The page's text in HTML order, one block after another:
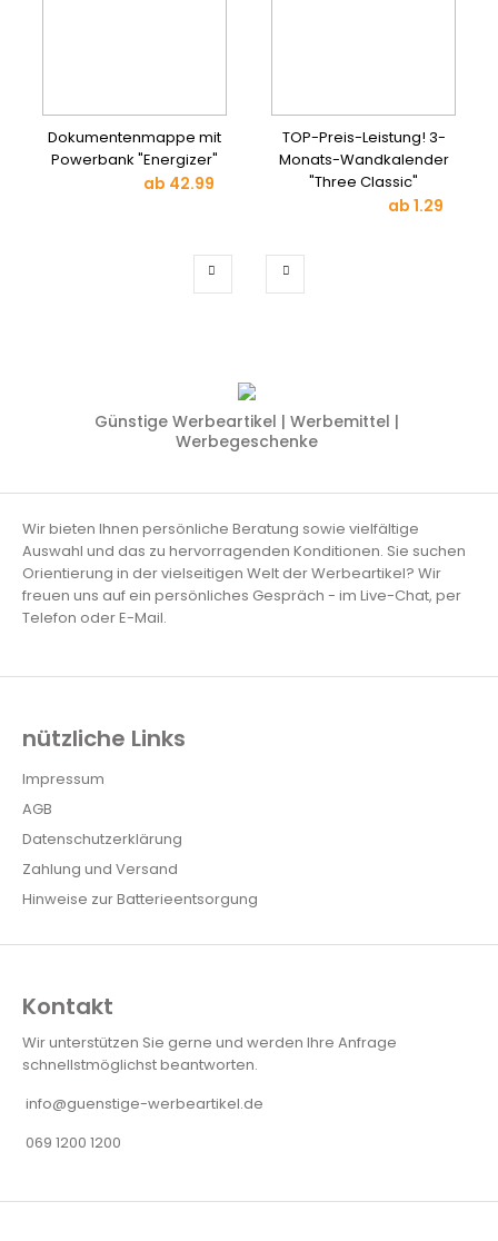
Dokumentenmappe mit
Powerbank "Energizer"
ab 42.99
TOP-Preis-Leistung! 3-
Monats-Wandkalender
"Three Classic"
ab 1.29
Günstige Werbeartikel | Werbemittel |
Werbegeschenke
Wir bieten Ihnen persönliche Beratung sowie vielfältige
Auswahl und das zu hervorragenden Konditionen. Sie suchen
Orientierung in der vielseitigen Welt der Werbeartikel? Wir
freuen uns auf ein persönliches Gespräch - im Live-Chat, per
Telefon oder E-Mail.
nützliche Links
Impressum
AGB
Datenschutzerklärung
Zahlung und Versand
Hinweise zur Batterieentsorgung
Kontakt
Wir unterstützen Sie gerne und werden Ihre Anfrage
schnellstmöglichst beantworten.
info@guenstige-werbeartikel.de
069 1200 1200